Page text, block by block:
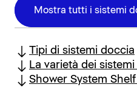
Mostra tutti i sistemi
Tipi di sistemi doccia
La varietà dei
Shower System